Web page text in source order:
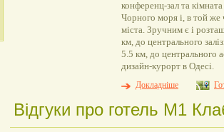
конференц-зал та
Чорного моря і, в той же
міста. Зручним є і
км, до центрального
5.5 км, до
дизайн-курорт в Одесі.
Докладніше
Відгуки про готель М1